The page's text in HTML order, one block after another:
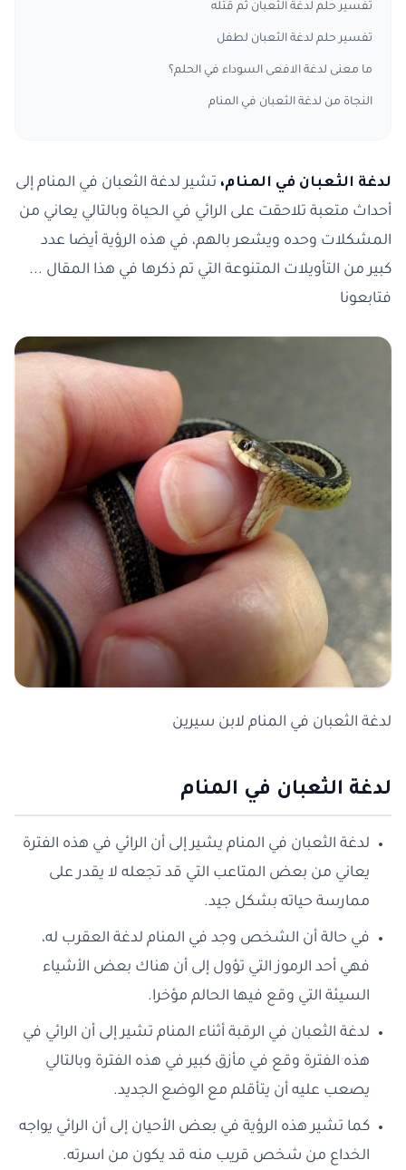
تفسير حلم لدغة الثعبان ثم قتله
تفسير حلم لدغة الثعبان لطفل
ما معنى لدغة الافعى السوداء في الحلم؟
النجاة من لدغة الثعبان في المنام
لدغة الثعبان في المنام، تشير لدغة الثعبان في المنام إلى
أحداث متعبة تلاحقت على الرائي في الحياة وبالتالي يعاني من
المشكلات وحده ويشعر بالهم، في هذه الرؤية أيضا عدد
كبير من التأويلات المتنوعة التي تم ذكرها في هذا المقال ...
فتابعونا
لدغة الثعبان في المنام لابن سيرين
لدغة الثعبان في المنام
لدغة الثعبان في المنام يشير إلى أن الرائي في هذه الفترة
يعاني من بعض المتاعب التي قد تجعله لا يقدر على
ممارسة حياته بشكل جيد.
في حالة أن الشخص وجد في المنام لدغة العقرب له،
فهي أحد الرموز التي تؤول إلى أن هناك بعض الأشياء
السيئة التي وقع فيها الحالم مؤخرا.
لدغة الثعبان في الرقبة أثناء المنام تشير إلى أن الرائي في
هذه الفترة وقع في مأزق كبير في هذه الفترة وبالتالي
يصعب عليه أن يتأقلم مع الوضع الجديد.
كما تشير هذه الرؤية في بعض الأحيان إلى أن الرائي يواجه
الخداع من شخص قريب منه قد يكون من اسرته.